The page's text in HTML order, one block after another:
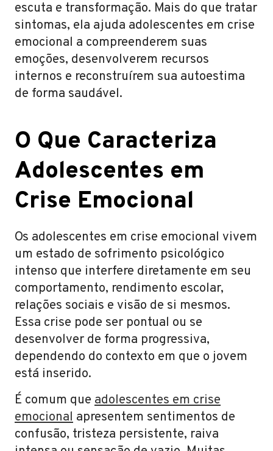
escuta e transformação. Mais do que tratar
sintomas, ela ajuda adolescentes em crise
emocional a compreenderem suas
emoções, desenvolverem recursos
internos e reconstruírem sua autoestima
de forma saudável.
O Que Caracteriza
Adolescentes em
Crise Emocional
Os adolescentes em crise emocional vivem
um estado de sofrimento psicológico
intenso que interfere diretamente em seu
comportamento, rendimento escolar,
relações sociais e visão de si mesmos.
Essa crise pode ser pontual ou se
desenvolver de forma progressiva,
dependendo do contexto em que o jovem
está inserido.
É comum que adolescentes em crise
emocional apresentem sentimentos de
confusão, tristeza persistente, raiva